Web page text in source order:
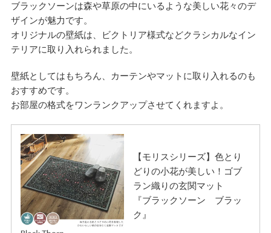
ブラックソーンは森や草原の中にいるような美しい花々のデ
ザインが魅力です。
オリジナルの壁紙は、ビクトリア様式などクラシカルなイン
テリアに取り入れられました。
壁紙としてはもちろん、カーテンやマットに取り入れるのも
おすすめです。
お部屋の格式をワンランクアップさせてくれますよ。
【モリスシリーズ】色とり
どりの小花が美しい！ゴブ
ラン織りの玄関マット
『ブラックソーン ブラッ
ク』